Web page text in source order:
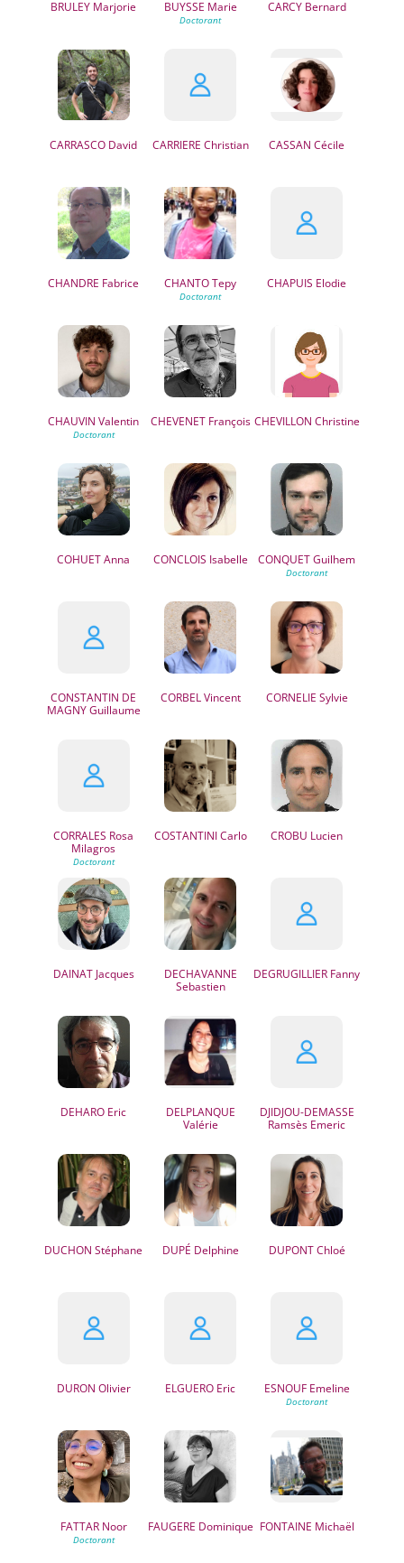
BRULEY Marjorie BUYSSE Marie CARCYBernard
CARRASCO David CARRIERE Christian CASSAN Cécile
CHANDRE Fabrice CHANTOTepy CHAPUIS Elodie
CHAUVIN Valentin CHEVENETFrançois CHEVILLON Christine
COHUETAnna CONCLOIS Isabelle CONQUETGuilhem
CONSTANTIN DE
MAGNYGuillaume
CORBELVincent CORNELIE Sylvie
CORRALES Rosa
Milagros
COSTANTINICarlo CROBU Lucien
DAINATJacques
DECHAVANNE
Sebastien
DEGRUGILLIER Fanny
DEHARO Eric
DELPLANQUE
Valérie
DJIDJOU-DEMASSE
Ramsès Emeric
DUCHON Stéphane DUPÉ Delphine DUPONTChloé
DURON Olivier ELGUERO Eric ESNOUFEmeline
FATTARNoor FAUGERE Dominique FONTAINE Michaël